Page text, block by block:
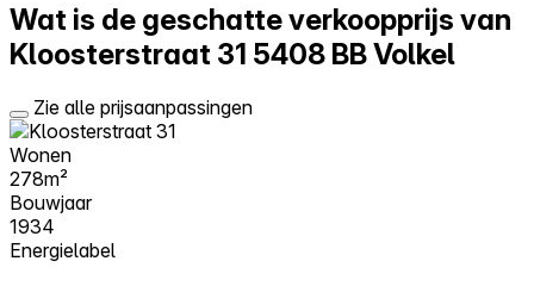
Wat is de geschatte verkoopprijs van
Kloosterstraat 31 5408 BB Volkel
Zie alle prijsaanpassingen
Wonen
278m²
Bouwjaar
1934
Energielabel